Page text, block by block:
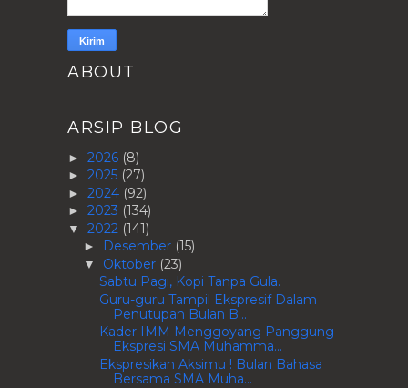
ABOUT
ARSIP BLOG
► 2026 (8)
► 2025 (27)
► 2024 (92)
► 2023 (134)
▼ 2022 (141)
► Desember (15)
▼ Oktober (23)
Sabtu Pagi, Kopi Tanpa Gula.
Guru-guru Tampil Ekspresif Dalam
Penutupan Bulan B...
Kader IMM Menggoyang Panggung
Ekspresi SMA Muhamma...
Ekspresikan Aksimu ! Bulan Bahasa
Bersama SMA Muha...